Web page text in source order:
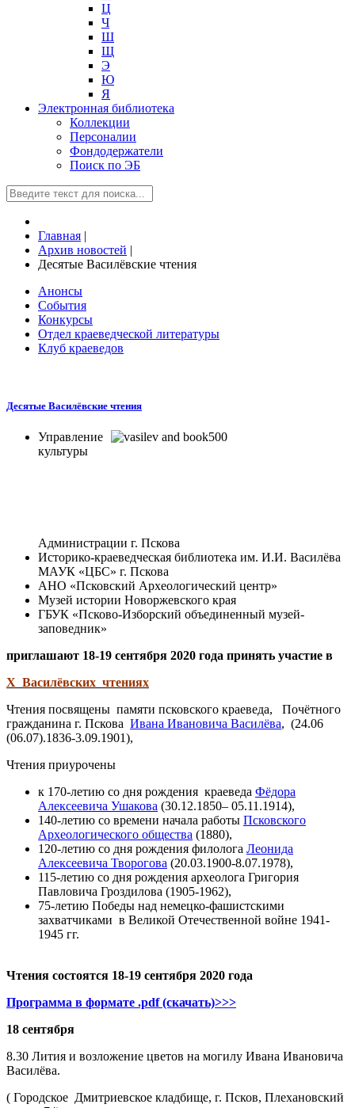
Ц
Ч
Ш
Щ
Э
Ю
Я
Электронная библиотека
Коллекции
Персоналии
Фондодержатели
Поиск по ЭБ
Главная |
Архив новостей |
Десятые Василёвские чтения
Анонсы
События
Конкурсы
Отдел краеведческой литературы
Клуб краеведов
Десятые Василёвские чтения
Управление
культуры
Администрации г. Пскова
Историко-краеведческая библиотека им. И.И. Василёва
МАУК «ЦБС» г. Пскова
АНО «Псковский Археологический центр»
Музей истории Новоржевского края
ГБУК «Псково-Изборский объединенный музей-
заповедник»
приглашают 18-19 сентября 2020 года принять участие в
X Василёвских чтениях
Чтения посвящены памяти псковского краеведа, Почётного
гражданина г. Пскова Ивана Ивановича Василёва, (24.06
(06.07).1836-3.09.1901),
Чтения приурочены
к 170-летию со дня рождения краеведа Фёдора
Алексеевича Ушакова (30.12.1850– 05.11.1914),
140-летию со времени начала работы Псковского
Археологического общества (1880),
120-летию со дня рождения филолога Леонида
Алексеевича Творогова (20.03.1900-8.07.1978),
115-летию со дня рождения археолога Григория
Павловича Гроздилова (1905-1962),
75-летию Победы над немецко-фашистскими
захватчиками в Великой Отечественной войне 1941-
1945 гг.
Чтения состоятся 18-19 сентября 2020 года
Программа в формате .pdf (скачать)>>>
18 сентября
8.30 Лития и возложение цветов на могилу Ивана Ивановича
Василёва.
( Городское Дмитриевское кладбище, г. Псков, Плехановский